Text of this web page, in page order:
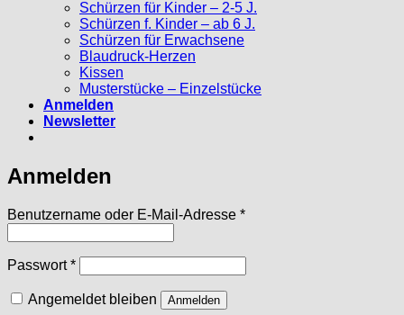
Schürzen für Kinder – 2-5 J.
Schürzen f. Kinder – ab 6 J.
Schürzen für Erwachsene
Blaudruck-Herzen
Kissen
Musterstücke – Einzelstücke
Anmelden
Newsletter
Anmelden
Benutzername oder E-Mail-Adresse *Erforderlich
Passwort*Erforderlich
Angemeldet bleiben Anmelden